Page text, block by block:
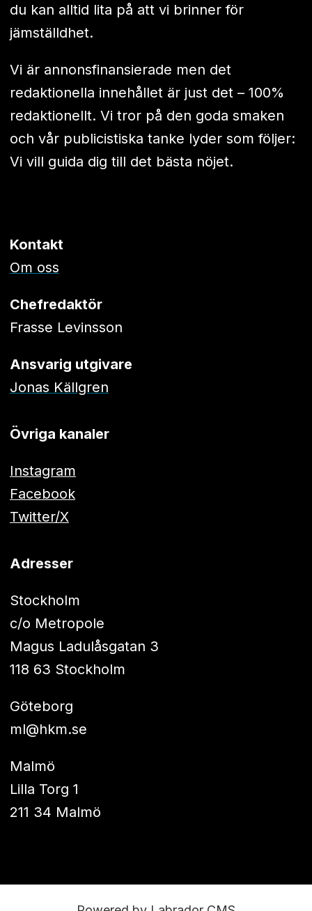
du kan alltid lita på att vi brinner för
jämställdhet.
Vi är annonsfinansierade men det
redaktionella innehållet är just det – 100%
redaktionellt. Vi tror på den goda smaken
och vår publicistiska tanke lyder som följer:
Vi vill guida dig till det bästa nöjet.
Kontakt
Om oss
Chefredaktör
Frasse Levinsson
Ansvarig utgivare
Jonas Källgren
Övriga kanaler
Instagram
Facebook
Twitter/X
Adresser
Stockholm
c/o Metropole
Magus Ladulåsgatan 3
118 63 Stockholm
Göteborg
ml@hkm.se
Malmö
Lilla Torg 1
211 34 Malmö